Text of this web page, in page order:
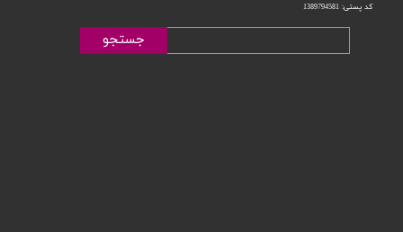
کد پستی: 1389794581
جستجو